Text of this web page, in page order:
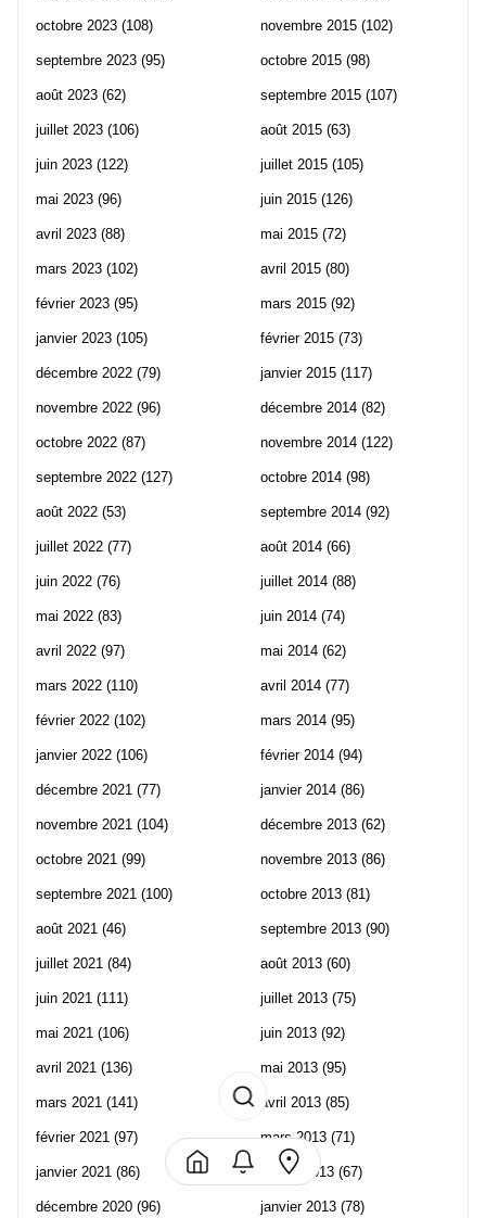
octobre 2023 (108)
septembre 2023 (95)
août 2023 (62)
juillet 2023 (106)
juin 2023 (122)
mai 2023 (96)
avril 2023 (88)
mars 2023 (102)
février 2023 (95)
janvier 2023 (105)
décembre 2022 (79)
novembre 2022 (96)
octobre 2022 (87)
septembre 2022 (127)
août 2022 (53)
juillet 2022 (77)
juin 2022 (76)
mai 2022 (83)
avril 2022 (97)
mars 2022 (110)
février 2022 (102)
janvier 2022 (106)
décembre 2021 (77)
novembre 2021 (104)
octobre 2021 (99)
septembre 2021 (100)
août 2021 (46)
juillet 2021 (84)
juin 2021 (111)
mai 2021 (106)
avril 2021 (136)
mars 2021 (141)
février 2021 (97)
janvier 2021 (86)
décembre 2020 (96)
novembre 2015 (102)
octobre 2015 (98)
septembre 2015 (107)
août 2015 (63)
juillet 2015 (105)
juin 2015 (126)
mai 2015 (72)
avril 2015 (80)
mars 2015 (92)
février 2015 (73)
janvier 2015 (117)
décembre 2014 (82)
novembre 2014 (122)
octobre 2014 (98)
septembre 2014 (92)
août 2014 (66)
juillet 2014 (88)
juin 2014 (74)
mai 2014 (62)
avril 2014 (77)
mars 2014 (95)
février 2014 (94)
janvier 2014 (86)
décembre 2013 (62)
novembre 2013 (86)
octobre 2013 (81)
septembre 2013 (90)
août 2013 (60)
juillet 2013 (75)
juin 2013 (92)
mai 2013 (95)
avril 2013 (85)
mars 2013 (71)
février 2013 (67)
janvier 2013 (78)